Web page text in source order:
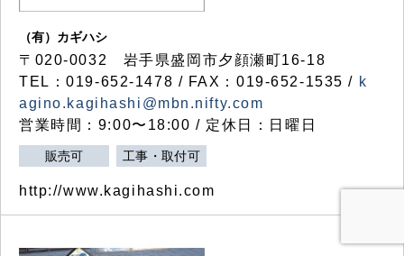
（有）カギハシ
〒020-0032 岩手県盛岡市夕顔瀬町16-18
TEL：019-652-1478 / FAX：019-652-1535 / k
agino.kagihashi@mbn.nifty.com
営業時間：9:00〜18:00 / 定休日：日曜日
販売可 工事・取付可
http://www.kagihashi.com